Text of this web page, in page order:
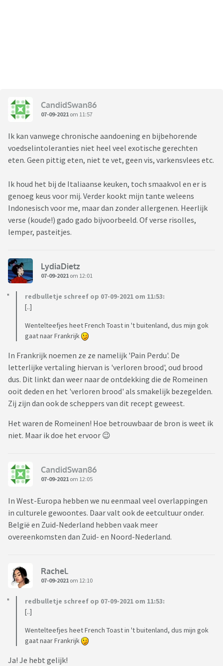
CandidSwan86
07-09-2021 om 11:57
Ik kan vanwege chronische aandoening en bijbehorende
voedselintoleranties niet heel veel exotische gerechten
eten. Geen pittig eten, niet te vet, geen vis, varkensvlees etc.
Ik houd het bij de Italiaanse keuken, toch smaakvol en er is
genoeg keus voor mij. Verder kookt mijn tante weleens
Indonesisch voor me, maar dan zonder allergenen. Heerlijk
verse (koude!) gado gado bijvoorbeeld. Of verse risolles,
lemper, pasteitjes.
LydiaDietz
07-09-2021 om 12:01
redbulletje schreef op 07-09-2021 om 11:53:
[..]
Wentelteefjes heet French Toast in 't buitenland, dus mijn gok
gaat naar Frankrijk
In Frankrijk noemen ze ze namelijk 'Pain Perdu'. De
letterlijke vertaling hiervan is 'verloren brood', oud brood
dus. Dit linkt dan weer naar de ontdekking die de Romeinen
ooit deden en het 'verloren brood' als smakelijk bezegelden.
Zij zijn dan ook de scheppers van dit recept geweest.
Het waren de Romeinen! Hoe betrouwbaar de bron is weet ik
niet. Maar ik doe het ervoor 😉
CandidSwan86
07-09-2021 om 12:05
In West-Europa hebben we nu eenmaal veel overlappingen
in culturele gewoontes. Daar valt ook de eetcultuur onder.
België en Zuid-Nederland hebben vaak meer
overeenkomsten dan Zuid- en Noord-Nederland.
Rachel.
07-09-2021 om 12:10
redbulletje schreef op 07-09-2021 om 11:53:
[..]
Wentelteefjes heet French Toast in 't buitenland, dus mijn gok
gaat naar Frankrijk
Ja! Je hebt gelijk!